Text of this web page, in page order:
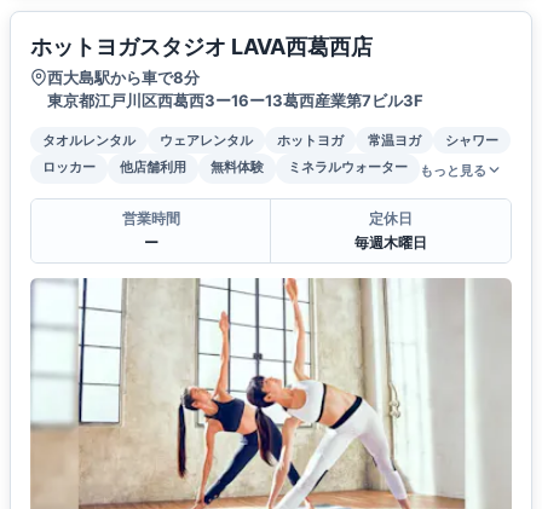
ホットヨガスタジオ LAVA西葛西店
西大島駅から車で8分
東京都江戸川区西葛西3ー16ー13葛西産業第7ビル3F
タオルレンタル ウェアレンタル ホットヨガ 常温ヨガ
シャワー
ロッカー
他店舗利用 無料体験 ミネラルウォーター もっと見る
営業時間
ー
定休日
毎週木曜日